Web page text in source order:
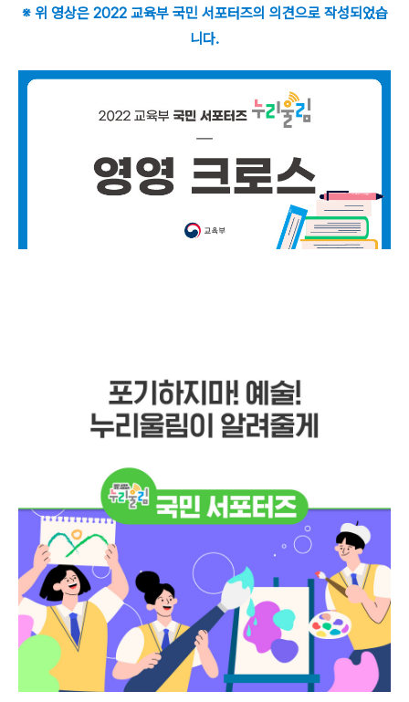
※ 위 영상은 2022 교육부 국민 서포터즈의 의견으로 작성되었습
니다.